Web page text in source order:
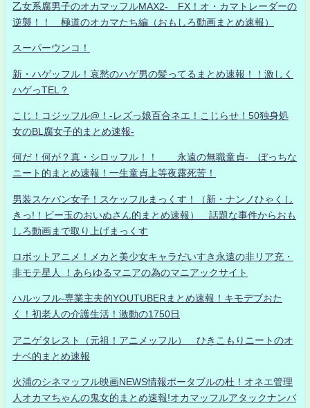
乙女系腐男子のオカマッフルMAX2- FX！オ・カマトレーダーの
逆襲！！ 極道のオカマたち編（おもしろ動画まとめ速報）
スーパーウンコ！
新・ハゲッフル！哀愁のハゲ男の髪ってるまとめ速報！！激しく
ハゲっTEL？
こじ！コジッフル@！-レズっ娘百合ネエ！こじらせ！50独身処
女のBL腐女子的まとめ速報-
何だ！何が？真・シロッフル！！ 永遠の無職童貞- ぼっちな
ニート的まとめ速報！一生童貞上等夜露死苦！
男装スケバン女子！スケッフルまっくす！（新・ナンノひゃくし
きっ!！ビー玉のおいぬさん的まとめ速報） 話題な事件からおも
しろ動画まで取り上げまっくす
ロボットアニメ！メカと美少女キャラだいすき永遠の非リア充・
非モテ星人 ！あらゆるマニアの為のマニアックサイト
ハルッフル-専業主夫的YOUTUBERまとめ速報！キモデブおた
く！初老人の介護生活！激動の1750日
アニゲタレスト（元祖！アニメッフル） ひきこもりニートのオ
ナベ的まとめ速報
火浦のシネマッフル映画NEWS情報ポータブルの杜！オネエ管理
人オカマちゃんの鬼女的まとめ速報!オカマッフルアタックナンバ